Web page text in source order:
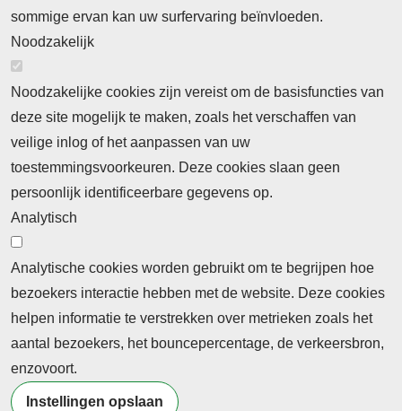
sommige ervan kan uw surfervaring beïnvloeden.
Noodzakelijk
Noodzakelijke cookies zijn vereist om de basisfuncties van
deze site mogelijk te maken, zoals het verschaffen van
veilige inlog of het aanpassen van uw
toestemmingsvoorkeuren. Deze cookies slaan geen
persoonlijk identificeerbare gegevens op.
Analytisch
Analytische cookies worden gebruikt om te begrijpen hoe
bezoekers interactie hebben met de website. Deze cookies
helpen informatie te verstrekken over metrieken zoals het
aantal bezoekers, het bouncepercentage, de verkeersbron,
enzovoort.
Instellingen opslaan
Cookieverklaring
Privacyverklaring
Abonnementinformatie Inlogprocedure
Nieuws
Laatste nieuws
Meld u aan voor onze nieuwsbrief
Ontvang 2 keer per maand de nieuwsbrief met
persberichten, actualiteiten, nieuws en personalia uit het
beroepsonderwijs.